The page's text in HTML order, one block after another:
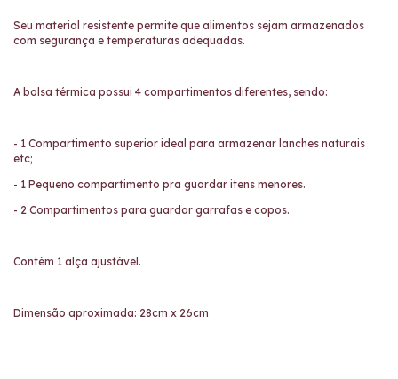
Seu material resistente permite que alimentos sejam armazenados
com segurança e temperaturas adequadas.
A bolsa térmica possui 4 compartimentos diferentes, sendo:
- 1 Compartimento superior ideal para armazenar lanches naturais
etc;
- 1 Pequeno compartimento pra guardar itens menores.
- 2 Compartimentos para guardar garrafas e copos.
Contém 1 alça ajustável.
Dimensão aproximada: 28cm x 26cm